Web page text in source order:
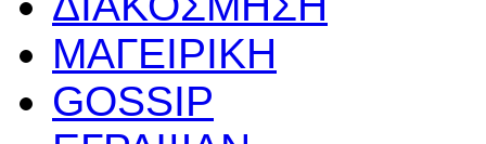
ΜΑΓΕΙΡΙΚΗ
GOSSIP